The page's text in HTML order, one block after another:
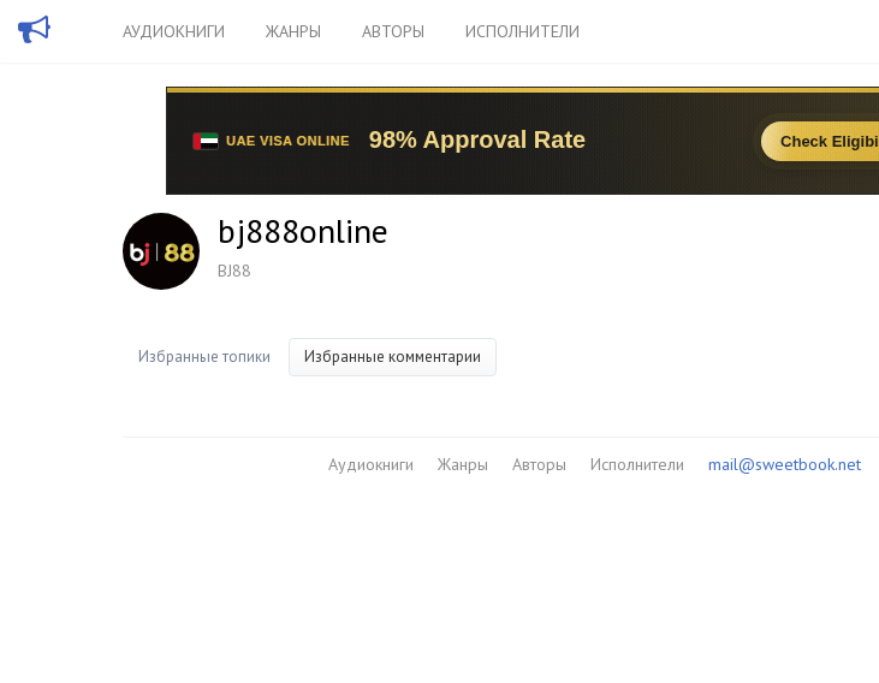
АУДИОКНИГИ ЖАНРЫ АВТОРЫ ИСПОЛНИТЕЛИ
bj888online
BJ88
Избранные топики Избранные комментарии
Аудиокниги Жанры Авторы Исполнители mail@sweetbook.net